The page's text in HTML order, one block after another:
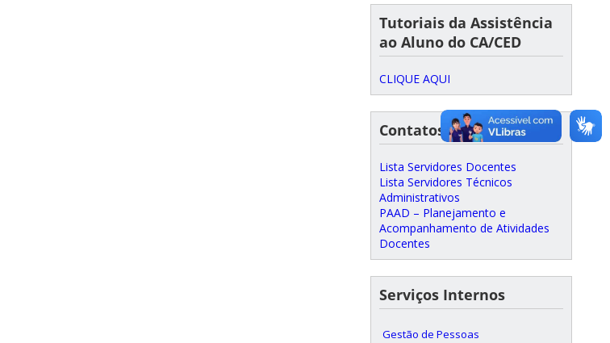
Tutoriais da Assistência
ao Aluno do CA/CED
CLIQUE AQUI
Contatos dos Servidores
Lista Servidores Docentes
Lista Servidores Técnicos
Administrativos
PAAD – Planejamento e
Acompanhamento de Atividades
Docentes
Serviços Internos
Gestão de Pessoas